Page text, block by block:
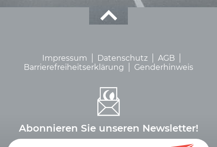
Impressum Datenschutz
AGB
Barrierefreiheitserklärung
Genderhinweis
Abonnieren Sie unseren Newsletter!